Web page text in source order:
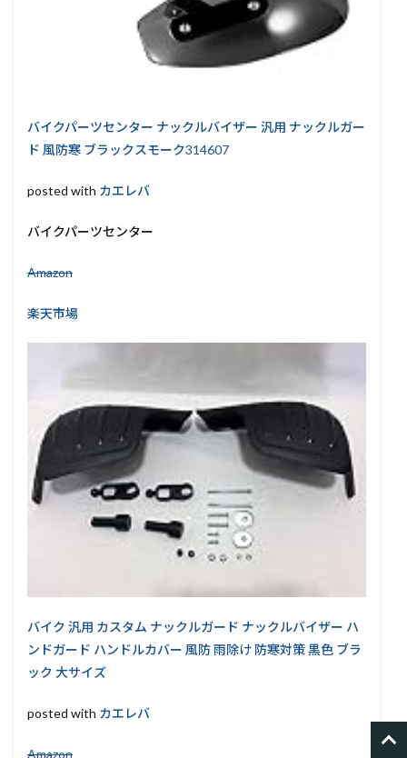
バイクパーツセンター ナックルバイザー 汎用 ナックルガー
ド 風防寒 ブラックスモーク314607
posted with カエレバ
バイクパーツセンター
Amazon
楽天市場
バイク 汎用 カスタム ナックルガード ナックルバイザー ハ
ンドガード ハンドルカバー 風防 雨除け 防寒対策 黒色 ブラ
ック 大サイズ
posted with カエレバ
Amazon